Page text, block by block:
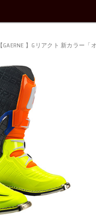
【GAERNE 】Gリアクト 新カラー